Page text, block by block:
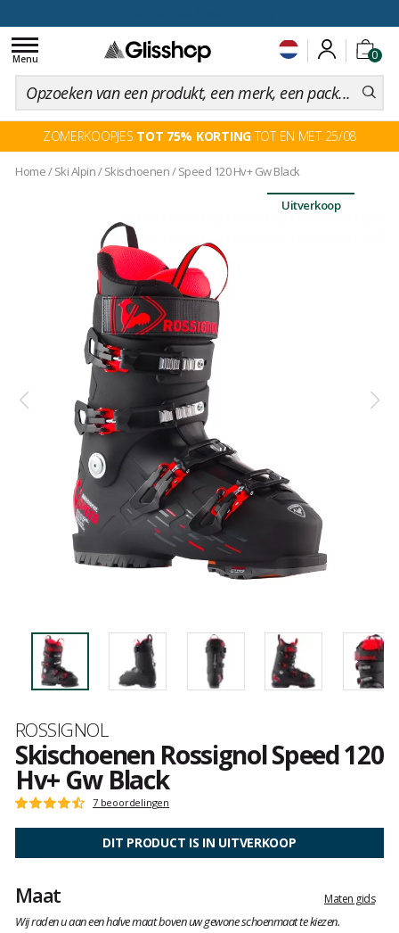
0
Toggle
navigation
Menu
ZOMERKOOPJES TOT 75% KORTINGTOT EN MET 25/08
Home/ Ski Alpin/Skischoenen/Speed 120 Hv+ Gw Black
Uitverkoop
Merk
ROSSIGNOL
Skischoenen Rossignol Speed 120
Hv+ Gw Black
Het
Score
:
op
7 beoordelingen
DIT PRODUCT IS IN UITVERKOOP
Maat Maten gids
Wij raden u aan een halve maat boven uw gewone schoenmaat te kiezen.